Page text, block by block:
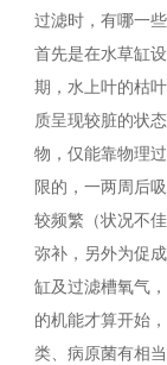
过滤时，有哪一
首先是在水草缸
期，水上叶的枯
质呈现较脏的状
物，仅能靠物理
限的，一两周后
较频繁（状况不
弥补，另外为促
缸及过滤槽氧气
的机能才算开始
类、病原菌有相